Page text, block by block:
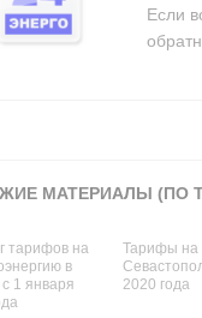
Если
МАТЕРИАЛЫ (ПО
тарифов на
в
с 1 января
Тарифы на
2020 года